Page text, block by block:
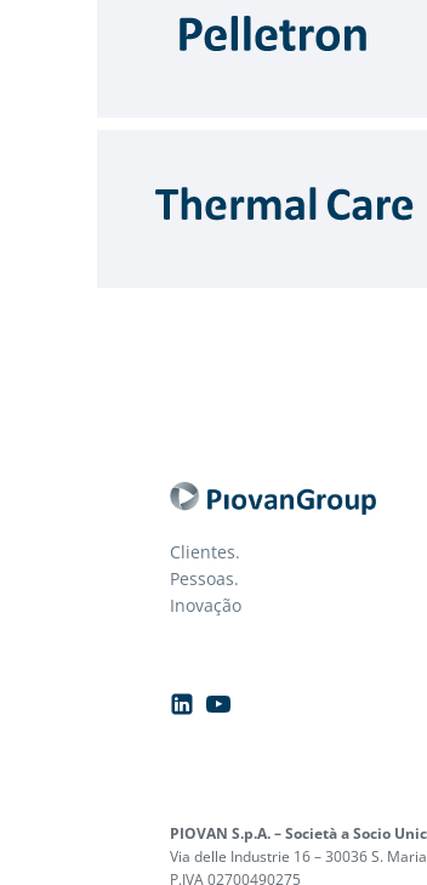
Clientes.
Pessoas.
Inovação
PIOVAN S.p.A. – Società a Socio
Via delle Industrie 16 – 30036 S.
P.IVA 02700490275